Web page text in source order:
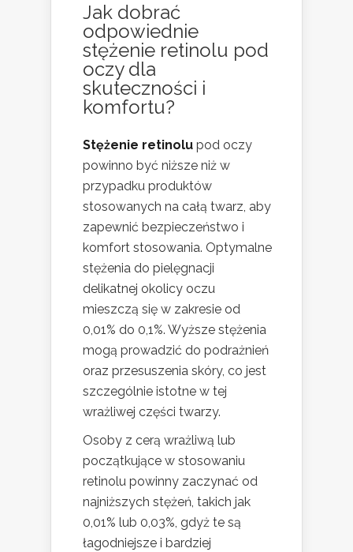
Jak dobrać
odpowiednie
stężenie retinolu pod
oczy dla
skuteczności i
komfortu?
Stężenie retinolu pod oczy
powinno być niższe niż w
przypadku produktów
stosowanych na całą twarz, aby
zapewnić bezpieczeństwo i
komfort stosowania. Optymalne
stężenia do pielęgnacji
delikatnej okolicy oczu
mieszczą się w zakresie od
0,01% do 0,1%. Wyższe stężenia
mogą prowadzić do podrażnień
oraz przesuszenia skóry, co jest
szczególnie istotne w tej
wrażliwej części twarzy.
Osoby z cerą wrażliwą lub
początkujące w stosowaniu
retinolu powinny zaczynać od
najniższych stężeń, takich jak
0,01% lub 0,03%, gdyż te są
łagodniejsze i bardziej